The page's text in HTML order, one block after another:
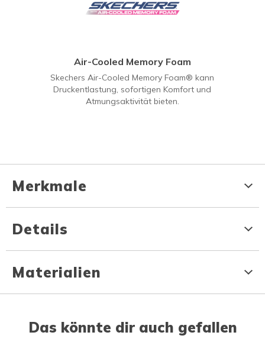
Air-Cooled Memory Foam
Skechers Air-Cooled Memory Foam® kann
Druckentlastung, sofortigen Komfort und
Atmungsaktivität bieten.
Merkmale
Details
Materialien
Das könnte dir auch gefallen